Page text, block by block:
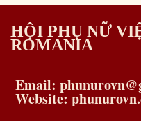
HỘI PHỤ NỮ
ROMANIA
Email:
Website: